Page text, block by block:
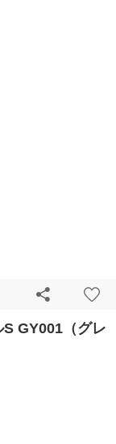
GY001（グレ